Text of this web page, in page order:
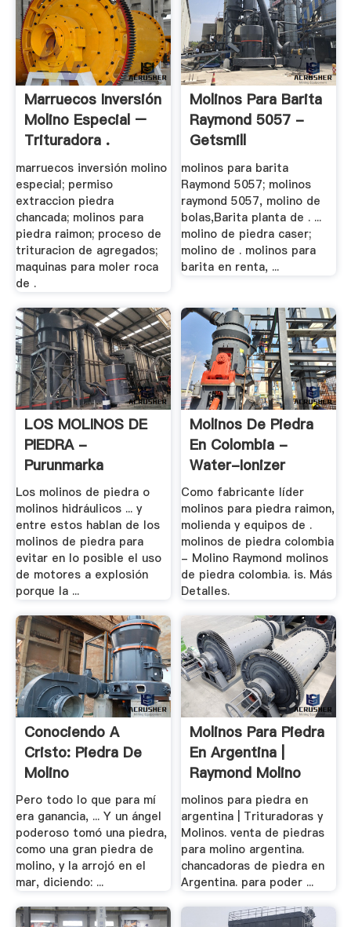
Marruecos Inversión
Molino Especial –
Trituradora .
marruecos inversión molino
especial; permiso
extraccion piedra
chancada; molinos para
piedra raimon; proceso de
trituracion de agregados;
maquinas para moler roca
de .
Molinos Para Barita
Raymond 5057 -
Getsmill
molinos para barita
Raymond 5057; molinos
raymond 5057, molino de
bolas,Barita planta de . ...
molino de piedra caser;
molino de . molinos para
barita en renta, ...
LOS MOLINOS DE
PIEDRA -
Purunmarka
Los molinos de piedra o
molinos hidráulicos ... y
entre estos hablan de los
molinos de piedra para
evitar en lo posible el uso
de motores a explosión
porque la ...
Molinos De Piedra
En Colombia -
Water-Ionizer
Como fabricante líder
molinos para piedra raimon,
molienda y equipos de .
molinos de piedra colombia
- Molino Raymond molinos
de piedra colombia. is. Más
Detalles.
Conociendo A
Cristo: Piedra De
Molino
Pero todo lo que para mí
era ganancia, ... Y un ángel
poderoso tomó una piedra,
como una gran piedra de
molino, y la arrojó en el
mar, diciendo: ...
Molinos Para Piedra
En Argentina |
Raymond Molino
molinos para piedra en
argentina | Trituradoras y
Molinos. venta de piedras
para molino argentina.
chancadoras de piedra en
Argentina. para poder ...